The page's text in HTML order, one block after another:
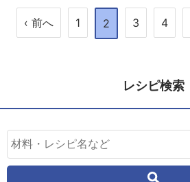
‹ 前へ 1 2 3 4
レシピ検索